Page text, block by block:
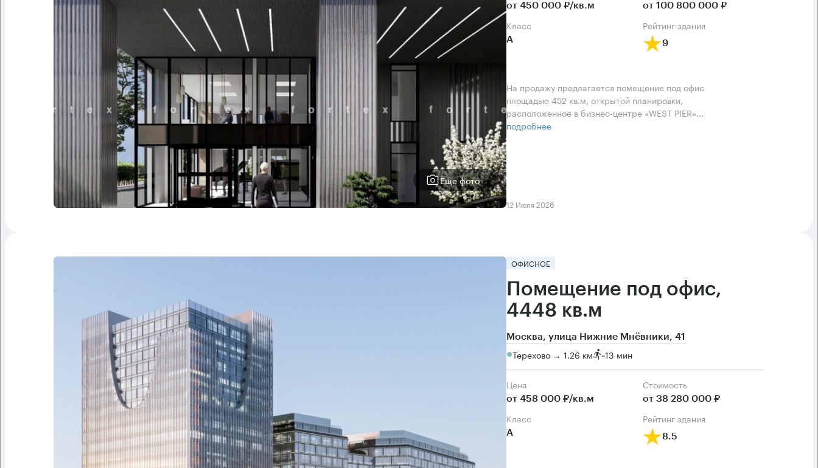
Еще фото
от 450 000 ₽/кв.м от 100 800 000 ₽
класс
А
рейтинг здания
9
На продажу предлагается помещение под офис
площадью 452 кв.м, открытой планировки,
расположенное в бизнес-центре «WEST PIER»...
подробнее
12 Июля 2026
ОФИСНОЕ
Помещение под офис,
4448 кв.м
Москва, улица Нижние Мнёвники, 41
Терехово → 1.26 км ~13 мин
Цена
от 458 000 ₽/кв.м
Cтоимость
от 38 280 000 ₽
класс
А
рейтинг здания
8.5